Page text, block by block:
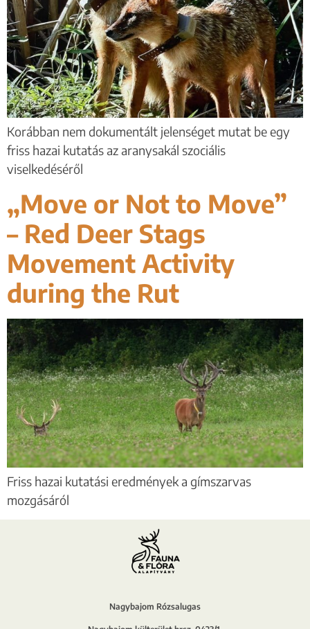
Korábban nem dokumentált jelenséget mutat be egy
friss hazai kutatás az aranysakál szociális
viselkedéséről
„Move or Not to Move”
– Red Deer Stags
Movement Activity
during the Rut
Friss hazai kutatási eredmények a gímszarvas
mozgásáról
Nagybajom Rózsalugas